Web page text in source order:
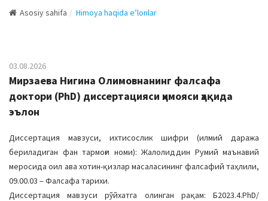
g
N
a
a
t
i
o
n
Asosiy sahifa Himoya haqida e’lonlar
03.08.2026
Мирзаева Нигина Олимовнанинг фалсафа
доктори (PhD) диссертацияси ҳимояси ҳақида
эълон
Диссертация мавзуси, ихтисослик шифри (илмий даража
бериладиган фан тармоғи номи): Жалолиддин Румий маънавий
меросида оил ава хотин-қизлар масаласининг фалсафий таҳлили,
09.00.03 – Фалсафа тарихи.
Диссертация мавзуси рўйхатга олинган рақам: Б2023.4.PhD/